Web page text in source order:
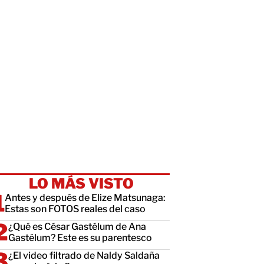
LO MÁS VISTO
Antes y después de Elize Matsunaga:
Estas son FOTOS reales del caso
¿Qué es César Gastélum de Ana
Gastélum? Este es su parentesco
¿El video filtrado de Naldy Saldaña